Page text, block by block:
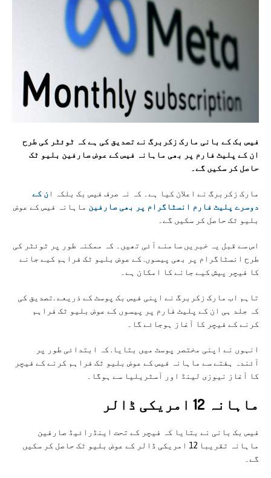
فیس بک کے بانی مارک زکربرگ نے تصدیق کی ہے کہ ٹوئٹر کی طرح
ان کے پلیٹ فارم پر بھی ماہانہ فیس کے عوض صارفین بلیو ٹک
حاصل کر سکیں گے۔
مارک زکربرگ نے اعلان کیا ہے۔ کہ نہ صرف فیس بک بلکہ ا ن کے
دوسرے پلیٹ فارم انسٹاگرام پر بھی صارفین ماہانہ فیس کے عوض
بلیو ٹک حاصل کر سکیں گے۔
اس سے قبل یہ خبریں سامنے آئی تھیں۔ کہ ممکنہ طور پر ٹوئٹر کی
طرح انسٹاگرام پر بھی پیسوں. کے عوض بلیو ٹک فراہم کیے جانے
کا فیچر پیش کیے جانے کا امکان ہے۔
تاہم اب مارک زکربرگ نے اپنی فیس بک پوسٹ کے ذریعے .تصدیق کی
کہ جلد ہی ان کے پلیٹ فارم پر پیسوں کے عوض بلیو ٹک فراہم
کرنے کے فیچر کا آغاز ہوجائے گا۔
انہوں نے اپنی مختصر پوسٹ میں بتایا. کہ ابتدائی طور پر
آئندہ ہفتے سے ماہانہ فیس کے عوض بلیو ٹک فراہم کرنے کے فیچر
کا آغاز نیوزی لینڈ اور آسٹریلیا سے ہوگا۔
ماہانہ 12 امریکی ڈالر
فیس بک بانی نے بتایا کہ فیچر کے تحت اینڈرائیڈ صارفین
ماہانہ تقریبا 12 امریکی ڈالر کے عوض بلیو ٹک حاصل کر سکیں
گے۔